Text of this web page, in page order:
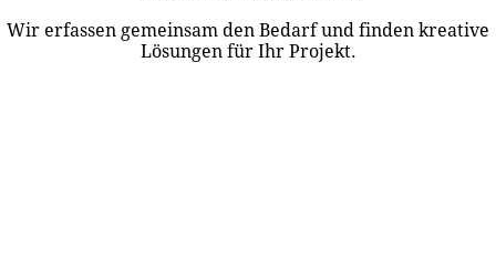
Wir erfassen gemeinsam den Bedarf und finden kreative
Lösungen für Ihr Projekt.